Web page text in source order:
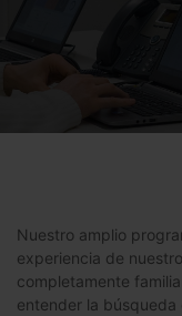
Nuestro amplio
experiencia de
completamente
entender la